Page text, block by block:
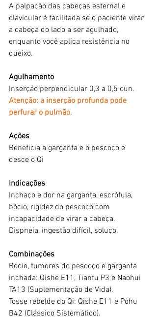
A palpação das cabeças esternal e
clavicular é facilitada se o paciente virar
a cabeça do lado a ser agulhado,
enquanto você aplica resistência no
queixo.
Agulhamento
Inserção perpendicular 0,3 a 0,5 cun.
Atenção: a inserção profunda pode
perfurar o pulmão.
Ações
Beneficia a garganta e o pescoço e
desce o Qi
Indicações
Inchaço e dor na garganta, escrófula,
bócio, rigidez do pescoço com
incapacidade de virar a cabeça.
Dispneia, ingestão difícil, soluço.
Combinações
Bócio, tumores do pescoço e garganta
inchada: Qishe E11, Tianfu P3 e Naohui
TA13 (Suplementação de Vida).
Tosse rebelde do Qi: Qishe E11 e Pohu
B42 (Clássico Sistemático).